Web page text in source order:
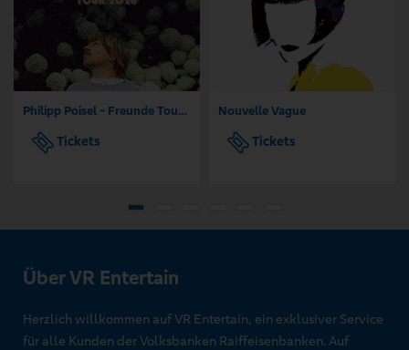
Philipp Poisel - Freunde Tour 2026
Tickets
Nouvelle Vague
Tickets
Über VR Entertain
Herzlich willkommen auf VR Entertain, ein exklusiver Service
für alle Kunden der Volksbanken Raiffeisenbanken. Auf